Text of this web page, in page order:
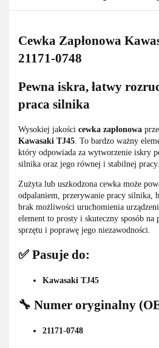
Cewka Zapłonowa
21171-0748
Pewna iskra, łatwy
praca silnika
Wysokiej jakości cewka zapłonowa
Kawasaki TJ45 . To bardzo ważny
który odpowiada za wytworzenie iskry
silnika oraz jego równej i stabilnej pracy.
Zużyta lub uszkodzona cewka może
odpalaniem, przerywanie pracy silnika,
brak możliwości uruchomienia
element to prosty i skuteczny sposób na
sprzętu i poprawę jego niezawodności.
✅ Pasuje do:
Kawasaki TJ45
🔧 Numer oryginalny
21171-0748